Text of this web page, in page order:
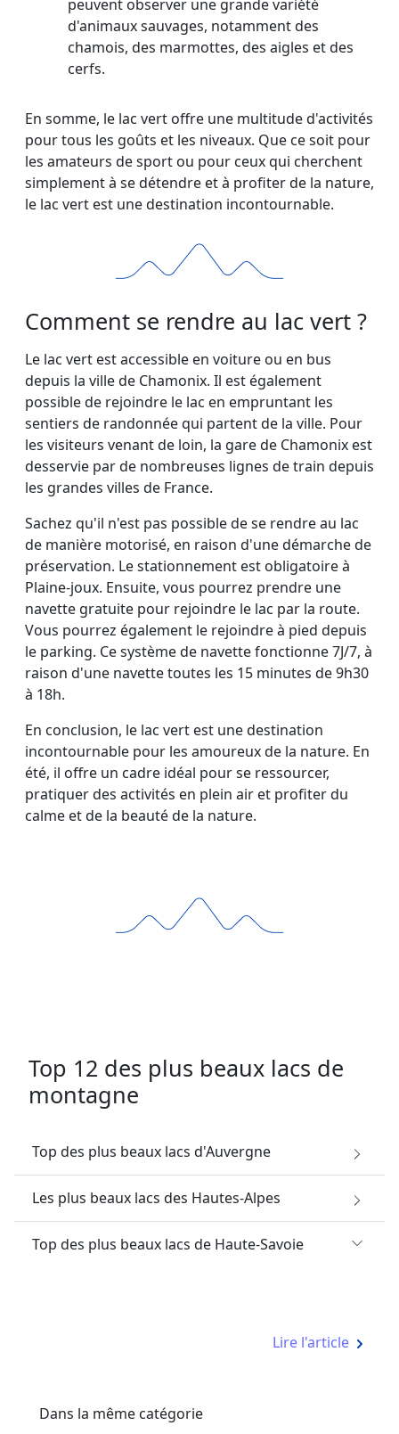
peuvent observer une grande variété
d'animaux sauvages, notamment des
chamois, des marmottes, des aigles et des
cerfs.
En somme, le lac vert offre une multitude d'activités
pour tous les goûts et les niveaux. Que ce soit pour
les amateurs de sport ou pour ceux qui cherchent
simplement à se détendre et à profiter de la nature,
le lac vert est une destination incontournable.
Comment se rendre au lac vert ?
Le lac vert est accessible en voiture ou en bus
depuis la ville de Chamonix. Il est également
possible de rejoindre le lac en empruntant les
sentiers de randonnée qui partent de la ville. Pour
les visiteurs venant de loin, la gare de Chamonix est
desservie par de nombreuses lignes de train depuis
les grandes villes de France.
Sachez qu'il n'est pas possible de se rendre au lac
de manière motorisé, en raison d'une démarche de
préservation. Le stationnement est obligatoire à
Plaine-joux. Ensuite, vous pourrez prendre une
navette gratuite pour rejoindre le lac par la route.
Vous pourrez également le rejoindre à pied depuis
le parking. Ce système de navette fonctionne 7J/7, à
raison d'une navette toutes les 15 minutes de 9h30
à 18h.
En conclusion, le lac vert est une destination
incontournable pour les amoureux de la nature. En
été, il offre un cadre idéal pour se ressourcer,
pratiquer des activités en plein air et profiter du
calme et de la beauté de la nature.
Top 12 des plus beaux lacs de
montagne
Top des plus beaux lacs d'Auvergne
Les plus beaux lacs des Hautes-Alpes
Top des plus beaux lacs de Haute-Savoie
Lire l'article
Dans la même catégorie